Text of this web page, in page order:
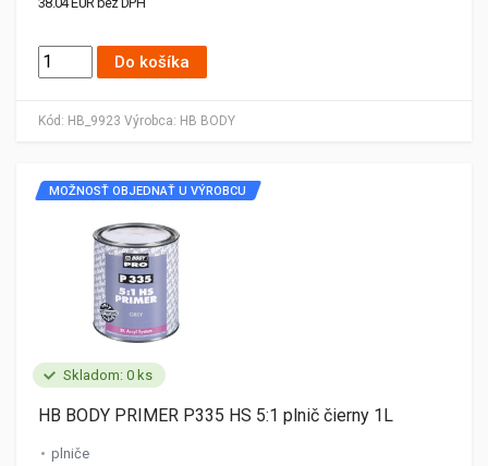
Kód: HB_9923 Výrobca: HB BODY
Do košíka
Skladom: 0 ks
MOŽNOSŤ OBJEDNAŤ U VÝROBCU
HB BODY PRIMER P335 HS 5:1 plnič čierny 1L
plniče